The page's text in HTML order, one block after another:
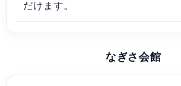
だけます。
なぎさ会館